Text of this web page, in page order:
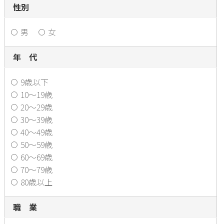
性別
男 女
年 代
9歳以下
10～19歳
20～29歳
30～39歳
40～49歳
50～59歳
60～69歳
70～79歳
80歳以上
職 業